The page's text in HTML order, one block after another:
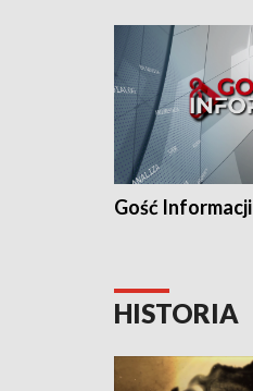
Gość Informacji
HISTORIA